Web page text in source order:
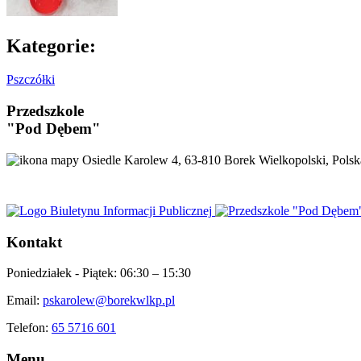
Kategorie:
Pszczółki
Przedszkole
"Pod Dębem"
Osiedle Karolew 4, 63-810 Borek Wielkopolski,
Kontakt
Poniedziałek - Piątek: 06:30 – 15:30
Email: pskarolew@borekwlkp.pl
Telefon: 65 5716 601